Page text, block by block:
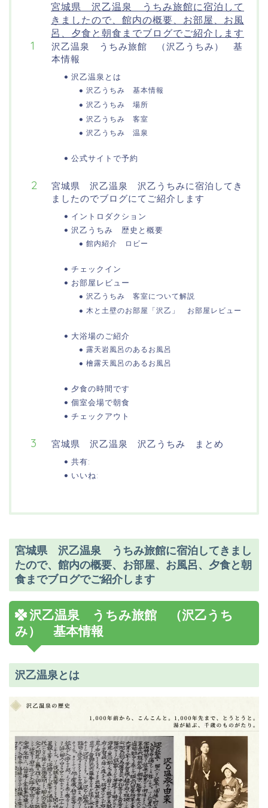
宮城県 沢乙温泉 うちみ旅館に宿泊して
きましたので、館内の概要、お部屋、お風
呂、夕食と朝食までブログでご紹介します
沢乙温泉 うちみ旅館 （沢乙うちみ） 基
本情報
沢乙温泉とは
沢乙うちみ 基本情報
沢乙うちみ 場所
沢乙うちみ 客室
沢乙うちみ 温泉
公式サイトで予約
宮城県 沢乙温泉 沢乙うちみに宿泊してき
ましたのでブログにてご紹介します
イントロダクション
沢乙うちみ 歴史と概要
館内紹介 ロビー
チェックイン
お部屋レビュー
沢乙うちみ 客室について解説
木と土壁のお部屋「沢乙」 お部屋レビュー
大浴場のご紹介
露天岩風呂のあるお風呂
檜露天風呂のあるお風呂
夕食の時間です
個室会場で朝食
チェックアウト
宮城県 沢乙温泉 沢乙うちみ まとめ
共有:
いいね:
宮城県 沢乙温泉 うちみ旅館に宿泊してきまし
たので、館内の概要、お部屋、お風呂、夕食と朝
食までブログでご紹介します
沢乙温泉 うちみ旅館 （沢乙うち
み） 基本情報
沢乙温泉とは